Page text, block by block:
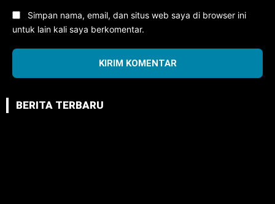
Simpan nama, email, dan situs web saya di browser ini
untuk lain kali saya berkomentar.
BERITA TERBARU